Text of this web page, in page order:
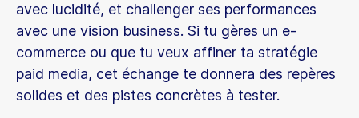
avec lucidité, et challenger ses performances
avec une vision business. Si tu gères un e-
commerce ou que tu veux affiner ta stratégie
paid media, cet échange te donnera des repères
solides et des pistes concrètes à tester.